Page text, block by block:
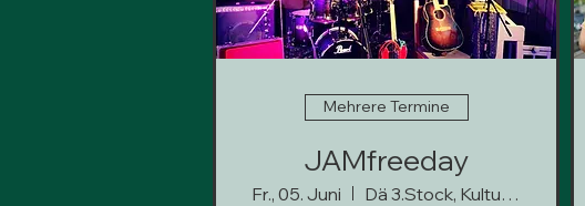
Mehrere Termine
JAMfreeday
Fr., 05. Juni
Dä 3.Stock, Kultur hoch 3